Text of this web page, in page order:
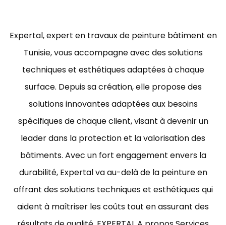
Expertal, expert en travaux de peinture bâtiment en
Tunisie, vous accompagne avec des solutions
techniques et esthétiques adaptées à chaque
surface. Depuis sa création, elle propose des
solutions innovantes adaptées aux besoins
spécifiques de chaque client, visant à devenir un
leader dans la protection et la valorisation des
bâtiments. Avec un fort engagement envers la
durabilité, Expertal va au-delà de la peinture en
offrant des solutions techniques et esthétiques qui
aident à maîtriser les coûts tout en assurant des